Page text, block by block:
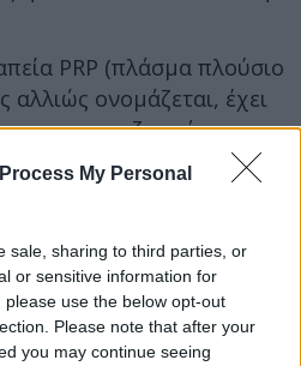
My Personal
sale, sharing to third parties, or
or sensitive information for
use the below opt-out
Please note that after your
you may continue seeing
PRP (πλάσμα πλούσιο
αλλιώς ονομάζεται, έχει
την αναζωογόνηση
Εφαρμόζεται για την
της γήρανσης
δέρματος,
άλλων
όπως ουλές, ραγάδες,